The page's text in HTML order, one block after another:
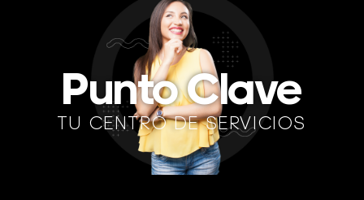
Punto Clave
TU CENTRO DE SERVICIOS